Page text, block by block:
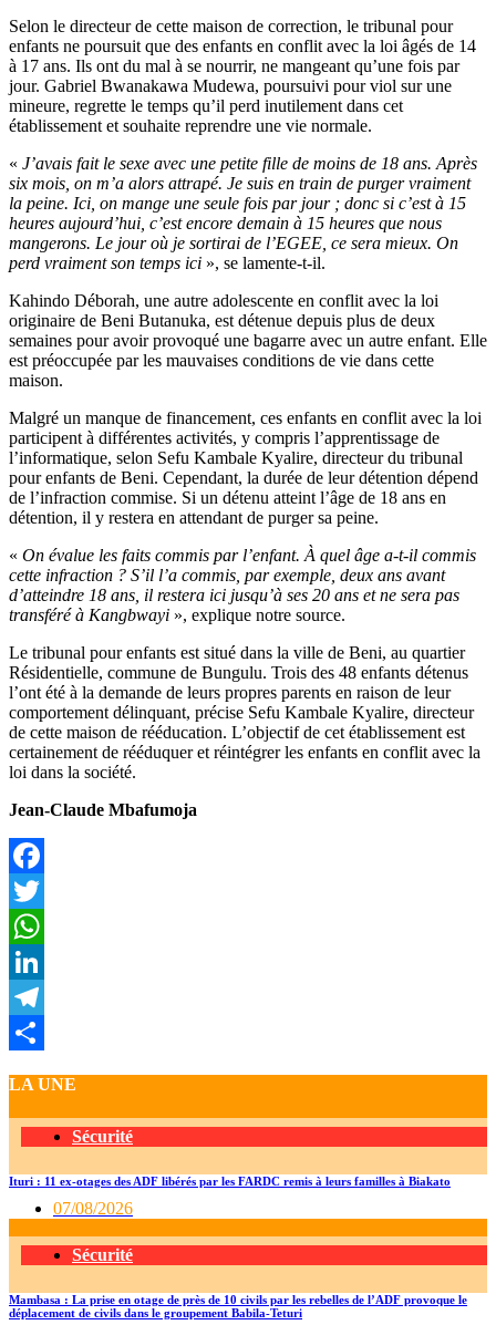
Selon le directeur de cette maison de correction, le tribunal pour
enfants ne poursuit que des enfants en conflit avec la loi âgés de 14
à 17 ans. Ils ont du mal à se nourrir, ne mangeant qu’une fois par
jour. Gabriel Bwanakawa Mudewa, poursuivi pour viol sur une
mineure, regrette le temps qu’il perd inutilement dans cet
établissement et souhaite reprendre une vie normale.
« J’avais fait le sexe avec une petite fille de moins de 18 ans. Après
six mois, on m’a alors attrapé. Je suis en train de purger vraiment
la peine. Ici, on mange une seule fois par jour ; donc si c’est à 15
heures aujourd’hui, c’est encore demain à 15 heures que nous
mangerons. Le jour où je sortirai de l’EGEE, ce sera mieux. On
perd vraiment son temps ici », se lamente-t-il.
Kahindo Déborah, une autre adolescente en conflit avec la loi
originaire de Beni Butanuka, est détenue depuis plus de deux
semaines pour avoir provoqué une bagarre avec un autre enfant. Elle
est préoccupée par les mauvaises conditions de vie dans cette
maison.
Malgré un manque de financement, ces enfants en conflit avec la loi
participent à différentes activités, y compris l’apprentissage de
l’informatique, selon Sefu Kambale Kyalire, directeur du tribunal
pour enfants de Beni. Cependant, la durée de leur détention dépend
de l’infraction commise. Si un détenu atteint l’âge de 18 ans en
détention, il y restera en attendant de purger sa peine.
« On évalue les faits commis par l’enfant. À quel âge a-t-il commis
cette infraction ? S’il l’a commis, par exemple, deux ans avant
d’atteindre 18 ans, il restera ici jusqu’à ses 20 ans et ne sera pas
transféré à Kangbwayi », explique notre source.
Le tribunal pour enfants est situé dans la ville de Beni, au quartier
Résidentielle, commune de Bungulu. Trois des 48 enfants détenus
l’ont été à la demande de leurs propres parents en raison de leur
comportement délinquant, précise Sefu Kambale Kyalire, directeur
de cette maison de rééducation. L’objectif de cet établissement est
certainement de rééduquer et réintégrer les enfants en conflit avec la
loi dans la société.
Jean-Claude Mbafumoja
Facebook
Twitter
WhatsApp
LinkedIn
Telegram
LA UNE
Sécurité
Ituri : 11 ex-otages des ADF libérés par les FARDC remis à leurs familles à Biakato
07/08/2026
Sécurité
Mambasa : La prise en otage de près de 10 civils par les rebelles de l’ADF provoque le
déplacement de civils dans le groupement Babila-Teturi